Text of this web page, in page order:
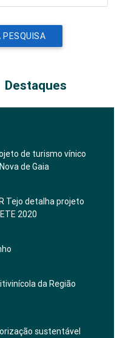
PESQUISA
Destaques
de turismo vínico
de Gaia
Tejo detalha projeto
2020
da Região
sustentável